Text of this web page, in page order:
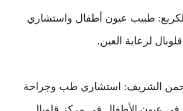
طبيب عيون أطفال واستشاري
لرعاية العين.
الشريف: استشاري طب وجراحة